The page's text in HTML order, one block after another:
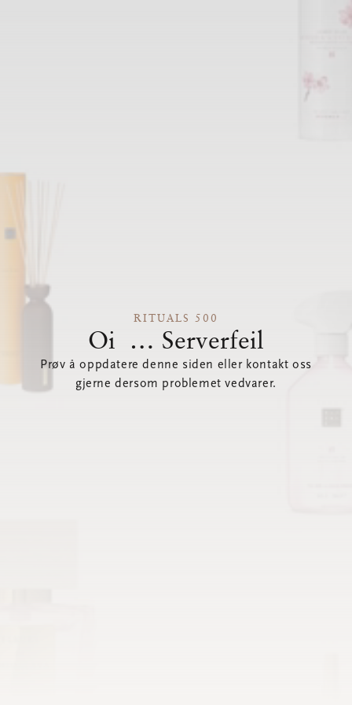
RITUALS 500
Oi … Serverfeil
Prøv å oppdatere denne siden eller kontakt oss
gjerne dersom problemet vedvarer.